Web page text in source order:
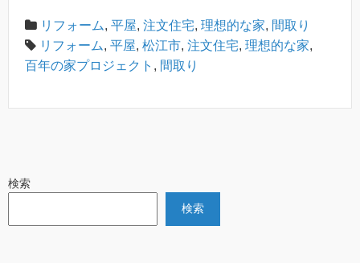
リフォーム, 平屋, 注文住宅, 理想的な家, 間取り
リフォーム, 平屋, 松江市, 注文住宅, 理想的な家,
百年の家プロジェクト , 間取り
検索
検索